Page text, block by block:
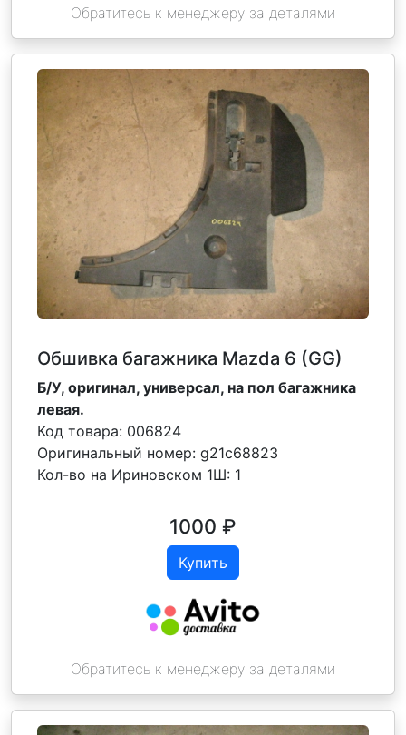
Обратитесь к менеджеру за деталями
Обшивка багажника Mazda 6 (GG)
Б/У, оригинал, универсал, на пол багажника
левая.
Код товара: 006824
Оригинальный номер: g21c68823
Кол-во на Ириновском 1Ш: 1
1000 ₽
Купить
Обратитесь к менеджеру за деталями